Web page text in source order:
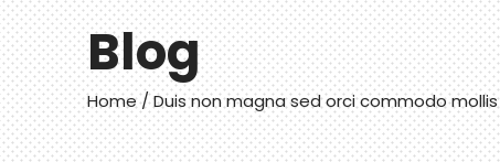
Blog
Home/ Duis non magna sed orci commodo mollis